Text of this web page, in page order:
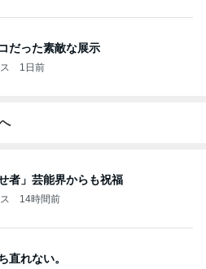
だった素敵な展示
1日前
者」芸能界からも祝福
14時間前
直れない。